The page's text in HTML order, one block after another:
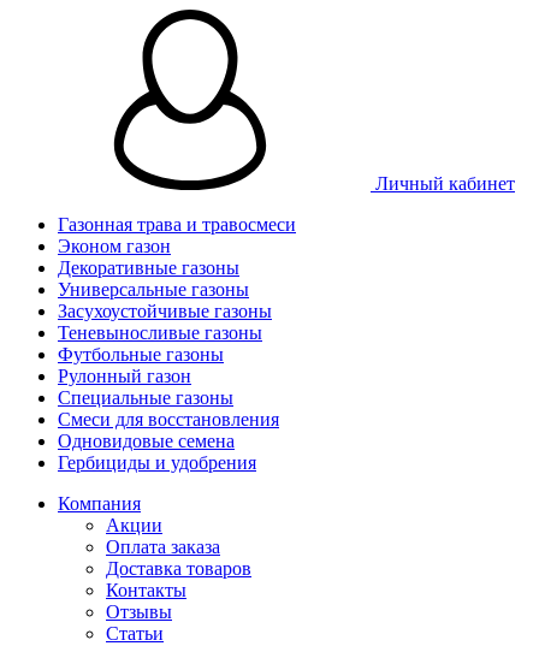
Личный кабинет
Газонная трава и травосмеси
Эконом газон
Декоративные газоны
Универсальные газоны
Засухоустойчивые газоны
Теневыносливые газоны
Футбольные газоны
Рулонный газон
Специальные газоны
Смеси для восстановления
Одновидовые семена
Гербициды и удобрения
Компания
Акции
Оплата заказа
Доставка товаров
Контакты
Отзывы
Статьи